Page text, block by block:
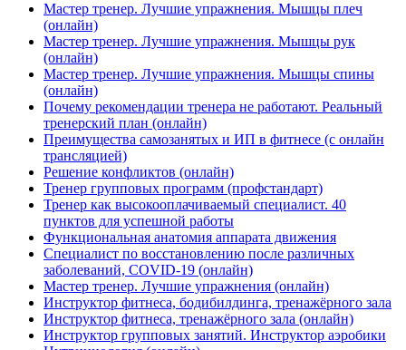
Мастер тренер. Лучшие упражнения. Мышцы плеч
(онлайн)
Мастер тренер. Лучшие упражнения. Мышцы рук
(онлайн)
Мастер тренер. Лучшие упражнения. Мышцы спины
(онлайн)
Почему рекомендации тренера не работают. Реальный
тренерский план (онлайн)
Преимущества самозанятых и ИП в фитнесе (с онлайн
трансляцией)
Решение конфликтов (онлайн)
Тренер групповых программ (профстандарт)
Тренер как высокооплачиваемый специалист. 40
пунктов для успешной работы
Функциональная анатомия аппарата движения
Специалист по восстановлению после различных
заболеваний, COVID-19 (онлайн)
Мастер тренер. Лучшие упражнения (онлайн)
Инструктор фитнеса, бодибилдинга, тренажёрного зала
Инструктор фитнеса, тренажёрного зала (онлайн)
Инструктор групповых занятий. Инструктор аэробики